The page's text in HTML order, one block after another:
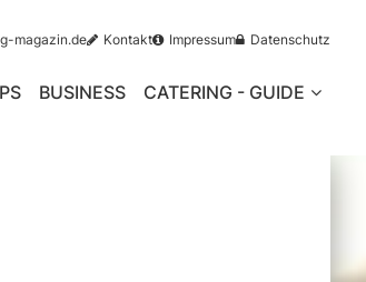
magazin.de Kontakt Impressum Datenschutz
BUSINESS CATERING - GUIDE